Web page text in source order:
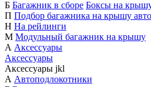
Б Багажник в сборе Боксы на
П Подбор багажника на крышу
Н На рейлинги
М Модульный багажник на крышу
А Аксессуары
Аксессуары
Аксессуары jkl
А Автоподлокотники